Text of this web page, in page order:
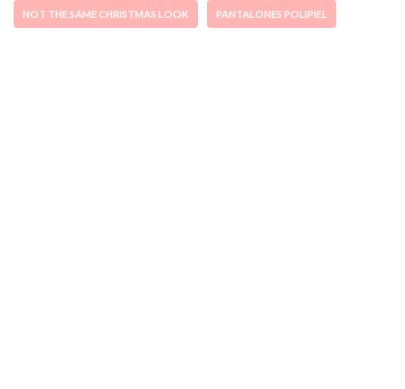
NOT THE SAME CHRISTMAS LOOK PANTALONES POLIPIEL